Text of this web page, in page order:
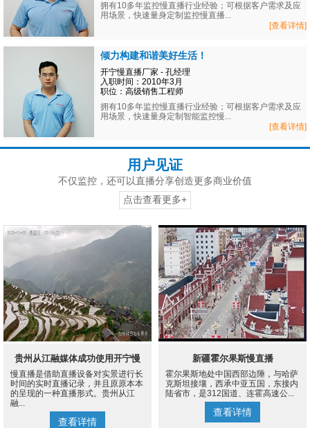
拥有10多年监控慢直播行业经验；可根据客户需求及应
用场景，快速量身定制监控慢直播...
[查看详情]
倾力构建和谐美好生活！
开宁慢直播厂家 - 孔经理
入职时间：2010年3月
职位：高级销售工程师
拥有10多年监控慢直播行业经验；可根据客户需求及应
用场景，快速量身定制智能监控慢...
[查看详情]
用户见证
不仅监控，还可以直播分享创造更多商业价值
点击查看更多+
贵州从江融媒体成功使用开宁慢
直播设备案例
慢直播是借助直播设备对实景进行长
时间的实时直播记录，并且原原本本
的呈现的一种直播形式。贵州从江
融...
查看详情
新疆霍尔果斯慢直播
霍尔果斯地处中国西部边陲，与哈萨
克斯坦接壤，西承中亚五国，东接内
陆省市，是312国道、连霍高速公...
查看详情